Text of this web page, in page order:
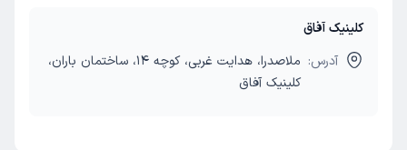
کلینیک آفاق
آدرس:
ملاصدرا، هدایت غربی، کوچه 14، ساختمان باران،
کلینیک آفاق